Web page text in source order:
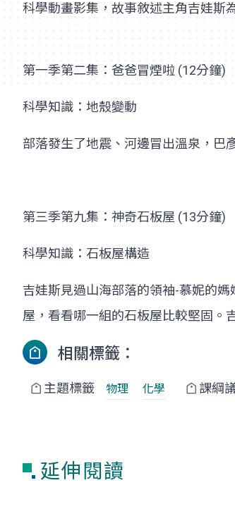
科學動畫影集，故事敘述主角吉娃斯
第一季第二集：爸爸冒煙啦 (12分鐘)
科學知識：地殼變動
部落發生了地震、河邊冒出溫泉，巴
第三季第九集：神奇石板屋 (13分鐘)
科學知識：石板屋構造
吉娃斯見過山海部落的領袖-慕妮的
屋，看看哪一組的石板屋比較堅固。
相關標籤：
主題標籤 物理 化學 課綱
延伸閱讀